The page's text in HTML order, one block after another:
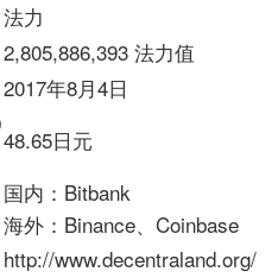
法力
2,805,886,393 法力值
2017年8月4日
48.65日元
国内：Bitbank
海外：Binance、Coinbase
http://www.decentraland.org/